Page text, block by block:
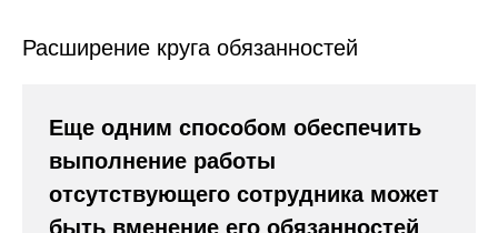
Расширение круга обязанностей
Еще одним способом обеспечить
выполнение работы
отсутствующего сотрудника может
быть вменение его обязанностей